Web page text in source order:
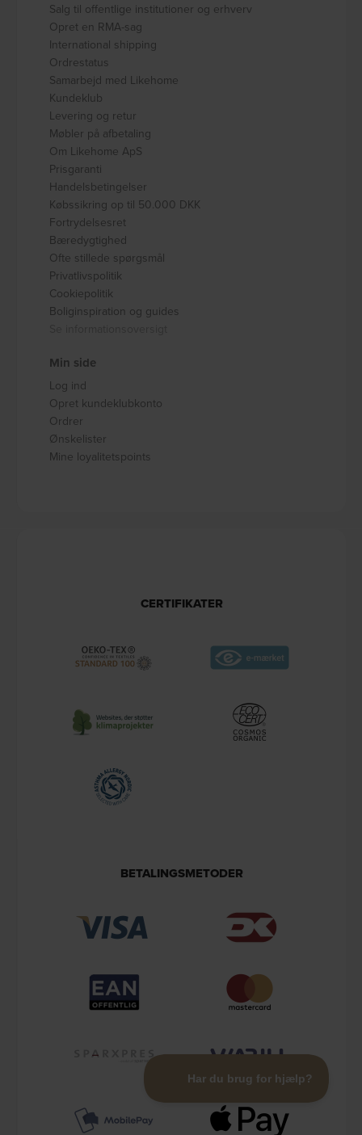
Salg til offentlige institutioner og erhverv
Opret en RMA-sag
International shipping
Ordrestatus
Samarbejd med Likehome
Kundeklub
Levering og retur
Møbler på afbetaling
Om Likehome ApS
Prisgaranti
Handelsbetingelser
Købssikring op til 50.000 DKK
Fortrydelsesret
Bæredygtighed
Ofte stillede spørgsmål
Privatlivspolitik
Cookiepolitik
Boliginspiration og guides
Min side
Log ind
Opret kundeklubkonto
Ordrer
Ønskelister
Mine loyalitetspoints
CERTIFIKATER
BETALINGSMETODER